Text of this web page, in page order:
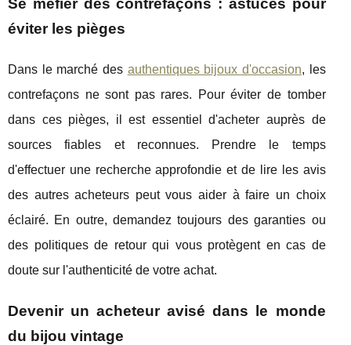
Se méfier des contrefaçons : astuces pour
éviter les pièges
Dans le marché des authentiques bijoux d'occasion, les
contrefaçons ne sont pas rares. Pour éviter de tomber
dans ces pièges, il est essentiel d'acheter auprès de
sources fiables et reconnues. Prendre le temps
d'effectuer une recherche approfondie et de lire les avis
des autres acheteurs peut vous aider à faire un choix
éclairé. En outre, demandez toujours des garanties ou
des politiques de retour qui vous protègent en cas de
doute sur l'authenticité de votre achat.
Devenir un acheteur avisé dans le monde
du bijou vintage